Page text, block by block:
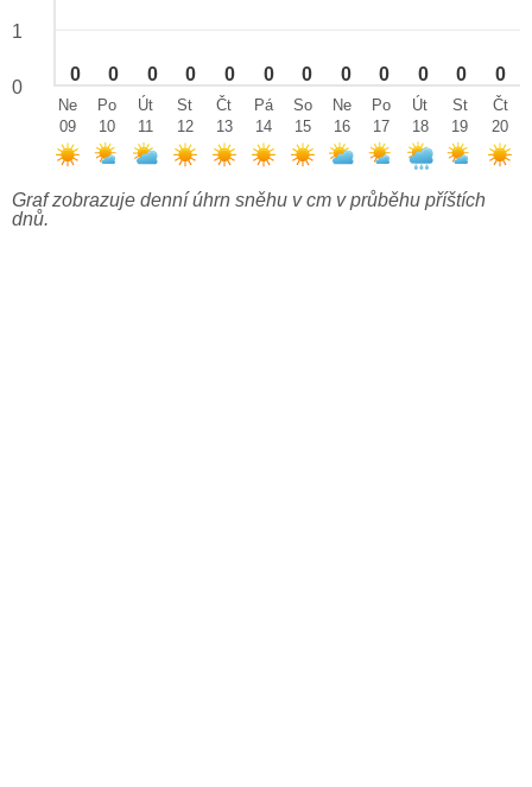
0 0 0 0 0 0 0 0 0 0 0 0
1
0
Ne
09
Po
10
Út
11
St
12
Čt
13
Pá
14
So
15
Ne
16
Po
17
Út
18
St
19
Čt
20
Graf zobrazuje denní úhrn sněhu v cm v průběhu příštích
dnů.